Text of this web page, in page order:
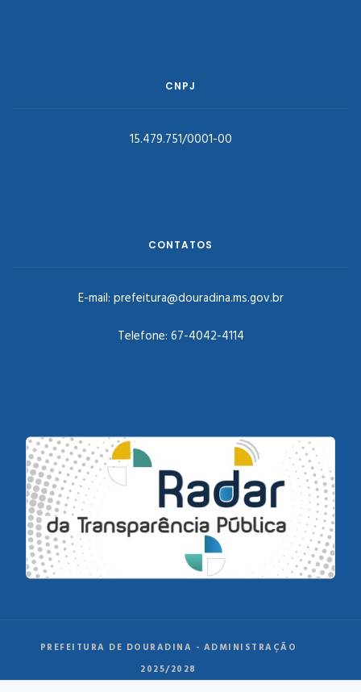
CNPJ
15.479.751/0001-00
CONTATOS
E-mail: prefeitura@douradina.ms.gov.br
Telefone: 67-4042-4114
PREFEITURA DE DOURADINA - ADMINISTRAÇÃO
2025/2028